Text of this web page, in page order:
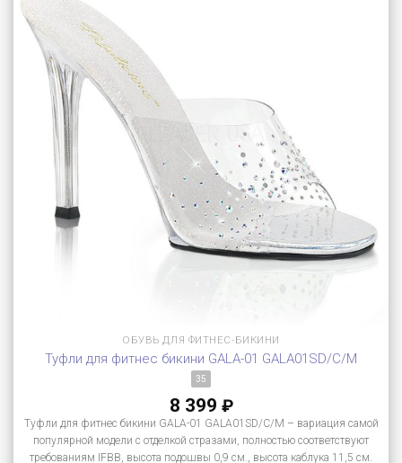
ОБУВЬ ДЛЯ ФИТНЕС-БИКИНИ
Туфли для фитнес бикини GALA-01 GALA01SD/C/M
35
8 399 ₽
Туфли для фитнес бикини GALA-01 GALA01SD/C/M – вариация самой
популярной модели с отделкой стразами, полностью соответствуют
требованиям IFBB, высота подошвы 0,9 см., высота каблука 11,5 см.